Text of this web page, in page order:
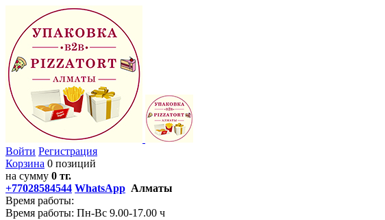
Войти Регистрация
Корзина 0 позиций
на сумму 0 тг.
+77028584544 WhatsApp Алматы
Время работы:
Время работы: Пн-Вс 9.00-17.00 ч